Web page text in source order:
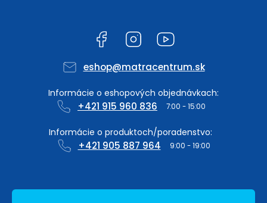
Facebook Instagram
eshop@matracentrum.sk
+421 915 960 836
+421 905 887 964